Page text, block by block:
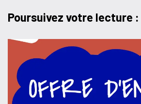
Poursuivez votre lecture :